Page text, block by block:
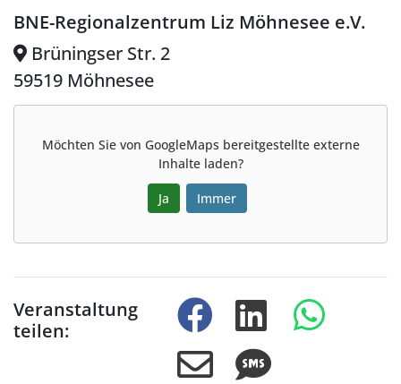
BNE-Regionalzentrum Liz Möhnesee e.V.
Brüningser Str. 2
59519 Möhnesee
Möchten Sie von GoogleMaps bereitgestellte externe
Inhalte laden?
Ja Immer
Veranstaltung
teilen: